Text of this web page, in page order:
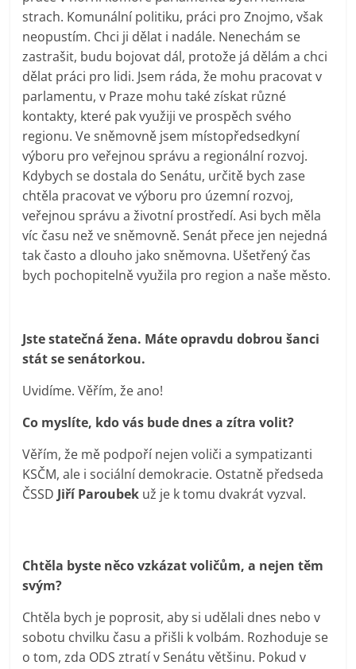
strach. Komunální politiku, práci pro Znojmo, však
neopustím. Chci ji dělat i nadále. Nenechám se
zastrašit, budu bojovat dál, protože já dělám a chci
dělat práci pro lidi. Jsem ráda, že mohu pracovat v
parlamentu, v Praze mohu také získat různé
kontakty, které pak využiji ve prospěch svého
regionu. Ve sněmovně jsem místopředsedkyní
výboru pro veřejnou správu a regionální rozvoj.
Kdybych se dostala do Senátu, určitě bych zase
chtěla pracovat ve výboru pro územní rozvoj,
veřejnou správu a životní prostředí. Asi bych měla
víc času než ve sněmovně. Senát přece jen nejedná
tak často a dlouho jako sněmovna. Ušetřený čas
bych pochopitelně využila pro region a naše město.
Jste statečná žena. Máte opravdu dobrou šanci
stát se senátorkou.
Uvidíme. Věřím, že ano!
Co myslíte, kdo vás bude dnes a zítra volit?
Věřím, že mě podpoří nejen voliči a sympatizanti
KSČM, ale i sociální demokracie. Ostatně předseda
ČSSD Jiří Paroubek už je k tomu dvakrát vyzval.
Chtěla byste něco vzkázat voličům, a nejen těm
svým?
Chtěla bych je poprosit, aby si udělali dnes nebo v
sobotu chvilku času a přišli k volbám. Rozhoduje se
o tom, zda ODS ztratí v Senátu většinu. Pokud v